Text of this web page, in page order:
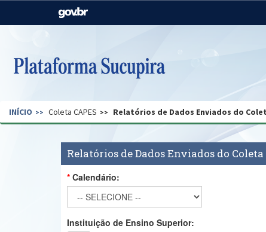
Casa Civil
Pecuária e Abastecimento
Secretaria de Governo Gabinete de Segurança
INÍCIO Coleta CAPES Relatórios de Dados Enviados do
Relatórios de Dados Enviados do Coleta
Calendário:
Instituição de Ensino Superior: